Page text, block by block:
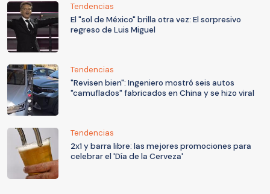
Tendencias
El "sol de México" brilla otra vez: El sorpresivo
regreso de Luis Miguel
Tendencias
"Revisen bien": Ingeniero mostró seis autos
"camuflados" fabricados en China y se hizo viral
Tendencias
2x1 y barra libre: las mejores promociones para
celebrar el 'Día de la Cerveza'